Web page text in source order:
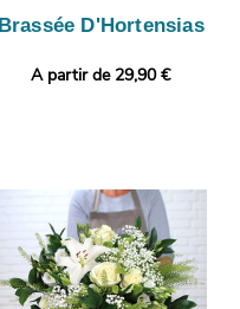
Brassée D'Hortensias
A partir de 29,90 €